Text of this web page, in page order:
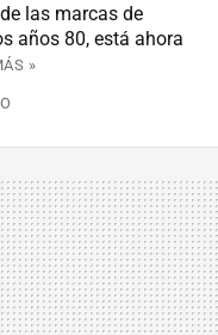
las marcas de
años 80, está ahora
»